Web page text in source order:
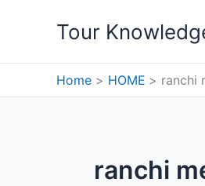
Tour
Home HOME ranchi
ranchi